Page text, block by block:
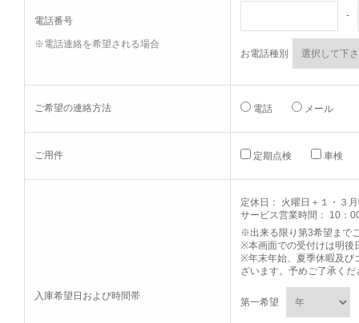
電話番号
※電話連絡を希望される場合
-
お電話種別
ご希望の連絡方法 電話 メール
ご用件 定期点検 車検
入庫希望日および時間帯
定休日： 火曜日＋１・３
サービス営業時間： 10：
※出来る限り第3希望まで
※本画面での受付けは明後
※年末年始、夏季休暇及び
ざいます。予めご了承くだ
第一希望